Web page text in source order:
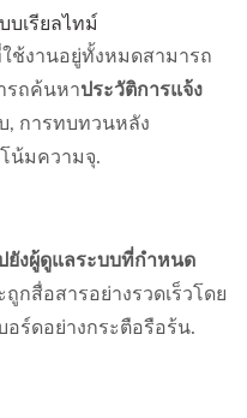
บเรียลไทม์
ช้งานอยู่ทั้งหมดสามารถ
รถค้นหาประวัติการแจ้ง
, การทบทวนหลัง
น้มความจุ.
ยังผู้ดูแลระบบที่กำหนด
กสื่อสารอย่างรวดเร็วโดย
ร์ดอย่างกระตือรือร้น.